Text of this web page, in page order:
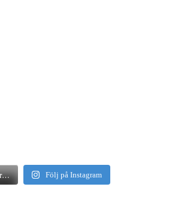
Följ på Instagram